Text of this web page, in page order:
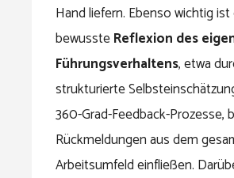
Hand liefern. Ebenso wichtig ist
bewussteReflexion des
Führungsverhaltens, etwa
strukturierte
360-Grad-Feedback-Prozesse,
Rückmeldungen aus dem
Arbeitsumfeld einfließen.